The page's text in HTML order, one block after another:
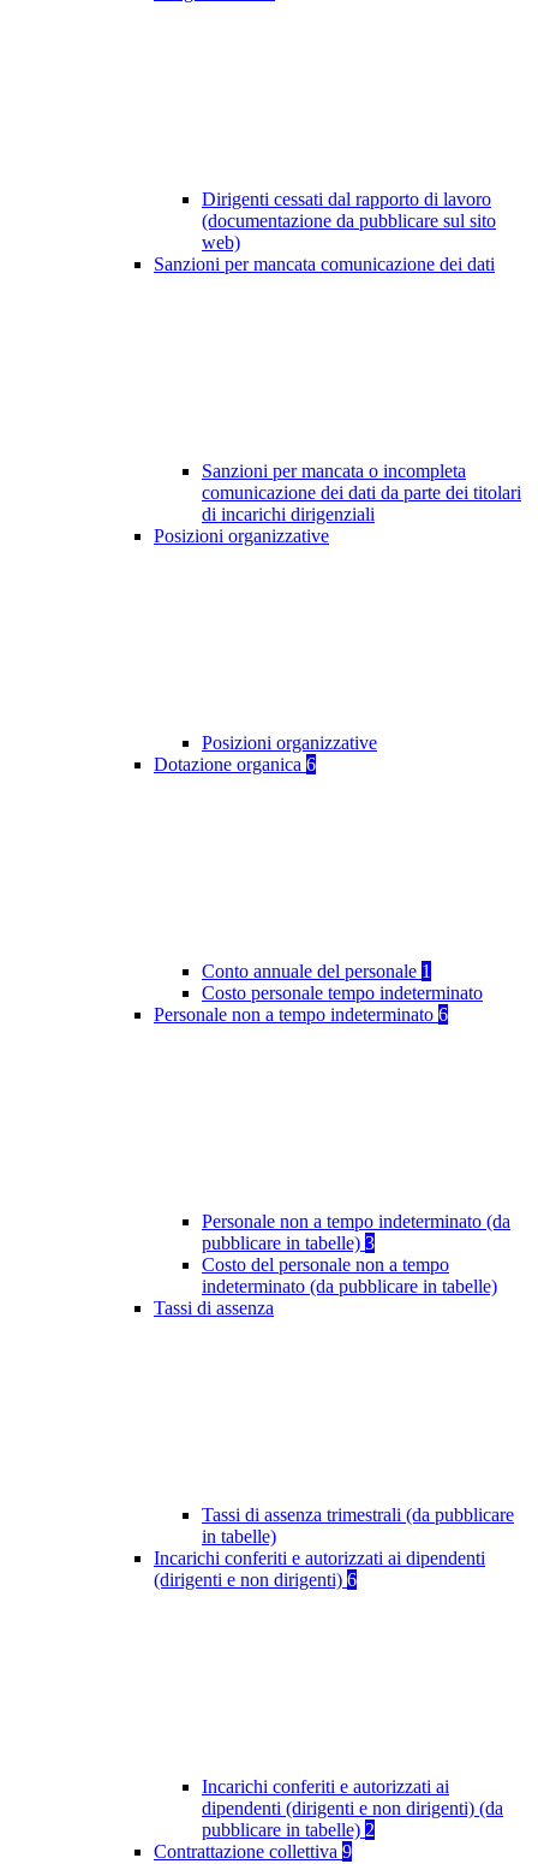
Dirigenti cessati dal rapporto di lavoro
(documentazione da pubblicare sul sito
web)
Sanzioni per mancata comunicazione dei dati
Sanzioni per mancata o incompleta
comunicazione dei dati da parte dei titolari
di incarichi dirigenziali
Posizioni organizzative
Posizioni organizzative
Dotazione organica 6
Conto annuale del personale 1
Costo personale tempo indeterminato
Personale non a tempo indeterminato 6
Personale non a tempo indeterminato (da
pubblicare in tabelle) 3
Costo del personale non a tempo
indeterminato (da pubblicare in tabelle)
Tassi di assenza
Tassi di assenza trimestrali (da pubblicare
in tabelle)
Incarichi conferiti e autorizzati ai dipendenti
(dirigenti e non dirigenti) 6
Incarichi conferiti e autorizzati ai
dipendenti (dirigenti e non dirigenti) (da
pubblicare in tabelle) 2
Contrattazione collettiva 9